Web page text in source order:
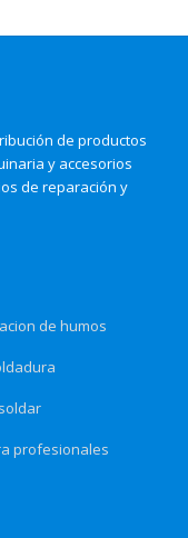
de productos
y accesorios
de reparación y
de humos
profesionales